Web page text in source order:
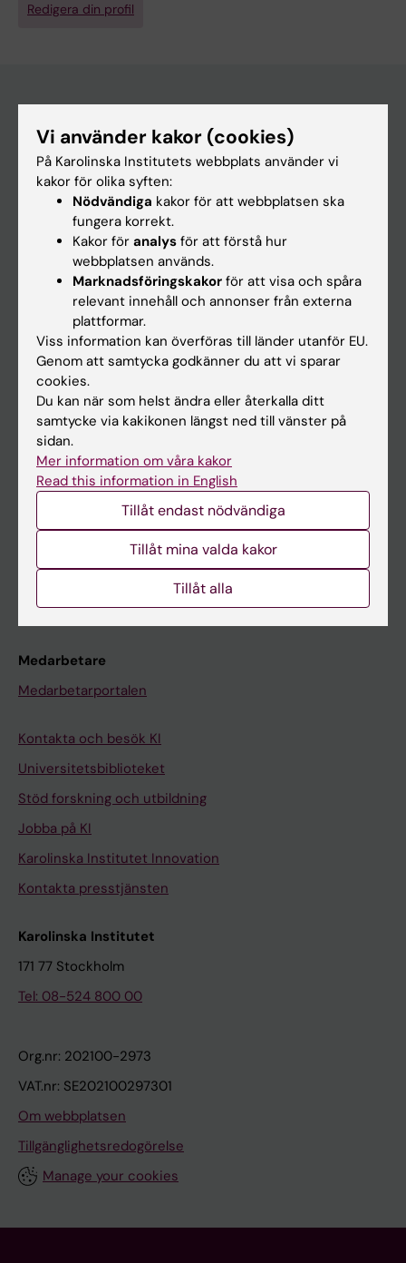
Redigera din profil
Huvudmeny
Utbildning
Forskarutbildning
Forskning
Nyheter
Kalender
Student
Ladok
Canvas
Kurs- och programwebbar
Student på KI
Medarbetare
Medarbetarportalen
Kontakta och besök KI
Universitetsbiblioteket
Stöd forskning och utbildning
Jobba på KI
Karolinska Institutet Innovation
Kontakta presstjänsten
Karolinska Institutet
171 77 Stockholm
Tel: 08-524 800 00
Org.nr: 202100-2973
VAT.nr: SE202100297301
Om webbplatsen
Tillgänglighetsredogörelse
Manage your cookies
Vi använder kakor (cookies)
På Karolinska Institutets webbplats använder vi
kakor för olika syften:
Nödvändiga kakor för att webbplatsen ska
fungera korrekt.
Kakor för analys för att förstå hur
webbplatsen används.
Marknadsföringskakor för att visa och spåra
relevant innehåll och annonser från externa
plattformar.
Viss information kan överföras till länder utanför EU.
Genom att samtycka godkänner du att vi sparar
cookies.
Du kan när som helst ändra eller återkalla ditt
samtycke via kakikonen längst ned till vänster på
sidan.
Mer information om våra kakor
Read this information in English
Tillåt endast nödvändiga
Tillåt mina valda kakor
Tillåt alla